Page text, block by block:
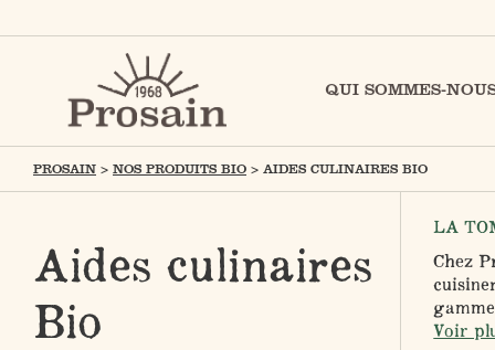
QUI SOMMES-
PROSAIN > NOS PRODUITS BIO > AIDES CULINAIRES BIO
Aides culinaires
Bio
LA
Chez
Voir